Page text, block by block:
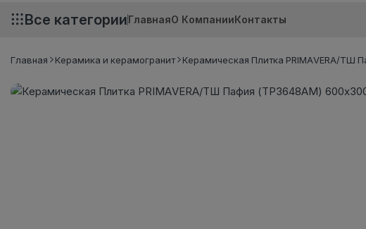
Все категорииГлавнаяО КомпанииКонтакты
Главная Керамика и керамогранит Керамическая Плитка PRIMAVERA/ТШ